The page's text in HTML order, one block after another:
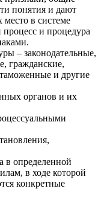
понятия и дают
место в системе
и процедура
– законодательные,
гражданские,
и другие
органов и их
в определенной
в ходе которой
конкретные